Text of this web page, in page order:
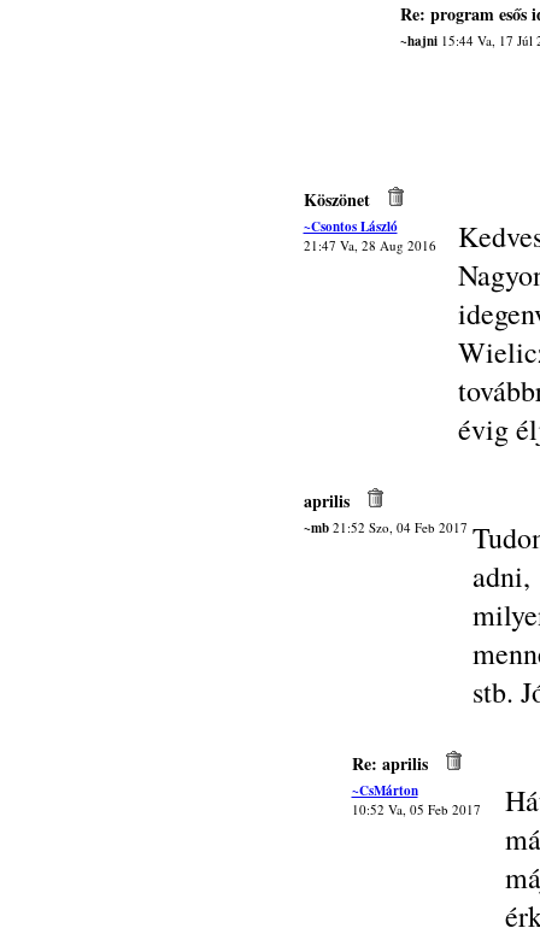
Re: program esős
~hajni15:44 Va, 17 Júl
Köszönet
~Csontos László
21:47 Va, 28 Aug 2016
évig
aprilis
~mb21:52 Szo, 04 Feb 2017
stb.
Re: aprilis
~CsMárton
10:52 Va, 05 Feb 2017